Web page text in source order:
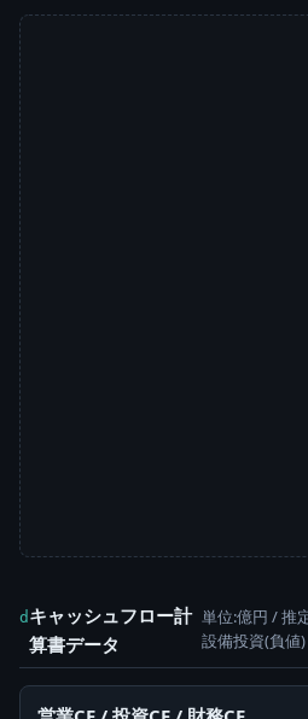
d キャッシュフロー計
算書データ
単位:億円 / 推
設備投資(負値)